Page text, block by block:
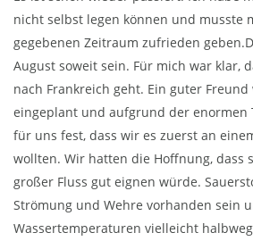
nicht selbst legen können und musste
gegebenen Zeitraum zufrieden
August soweit sein. Für mich war klar,
nach Frankreich geht. Ein guter
eingeplant und aufgrund der enormen
für uns fest, dass wir es zuerst an
wollten. Wir hatten die Hoffnung, dass
großer Fluss gut eignen würde.
Strömung und Wehre vorhanden sein
Wassertemperaturen vielleicht